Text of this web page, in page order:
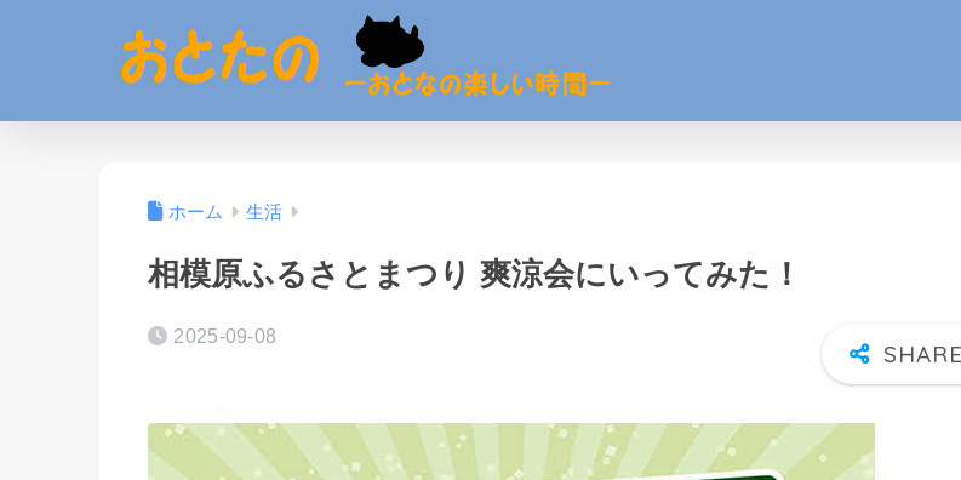
ホーム 生活
相模原ふるさとまつり 爽涼会にいってみた！
2025-09-08